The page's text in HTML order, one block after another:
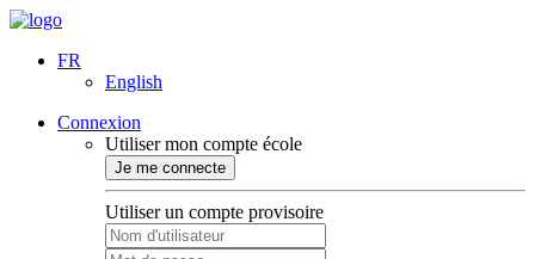
FR
English
Connexion
Utiliser mon compte école
Je me connecte
Utiliser un compte provisoire